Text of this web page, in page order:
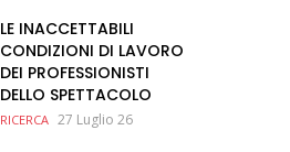
LE INACCETTABILI
CONDIZIONI DI LAVORO
DEI PROFESSIONISTI
DELLO SPETTACOLO
RICERCA 27 Luglio 26